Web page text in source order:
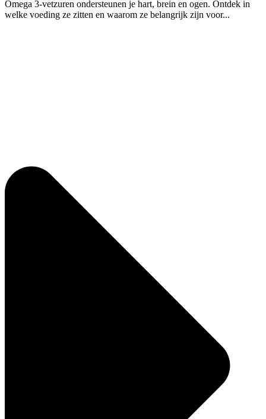
Omega 3-vetzuren ondersteunen je hart, brein en ogen. Ontdek in
welke voeding ze zitten en waarom ze belangrijk zijn voor...